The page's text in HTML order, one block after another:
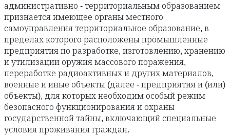
административно - территориальным образованием
признается имеющее органы местного
самоуправления территориальное образование, в
пределах которого расположены промышленные
предприятия по разработке, изготовлению, хранению
и утилизации оружия массового поражения,
переработке радиоактивных и других материалов,
военные и иные объекты (далее - предприятия и (или)
объекты), для которых необходим особый режим
безопасного функционирования и охраны
государственной тайны, включающий специальные
условия проживания граждан.